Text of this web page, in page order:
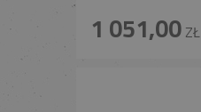
1 051,00ZŁ